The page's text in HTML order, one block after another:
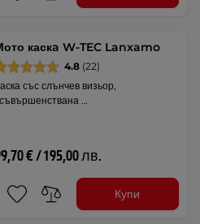
каскa W-TEC Lanxamo
4.8 (22)
със слънчев визьор,
…
€ / 195,00 лв.
Купи